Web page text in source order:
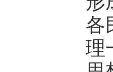
各
理